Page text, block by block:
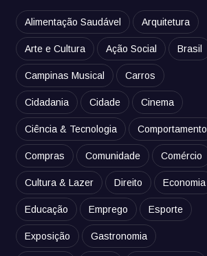
Alimentação Saudável Arquitetura
Arte e Cultura Ação Social Brasil
Campinas Musical Carros
Cidadania Cidade Cinema
Ciência & Tecnologia Comportamento
Compras Comunidade Comércio
Cultura & Lazer Direito Economia
Educação Emprego Esporte
Exposição Gastronomia